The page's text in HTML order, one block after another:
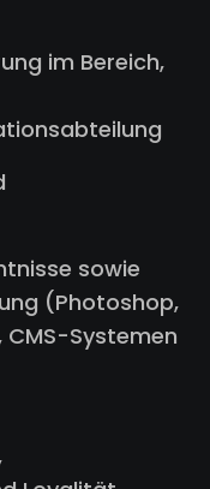
im Bereich,
sowie
(Photoshop,
Systemen